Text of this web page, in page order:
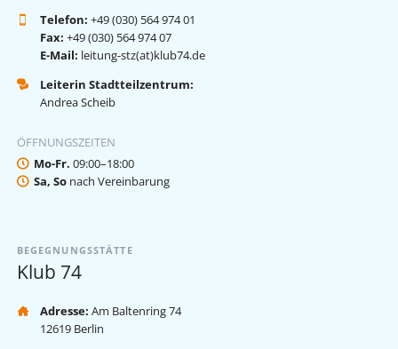
Telefon: +49 (030) 564 974 01
Fax: +49 (030) 564 974 07
E-Mail: leitung-stz(at)klub74.de
Leiterin Stadtteilzentrum:
Andrea Scheib
ÖFFNUNGSZEITEN
Mo-Fr. 09:00–18:00
Sa, Sonach Vereinbarung
BEGEGNUNGSSTÄTTE
Klub 74
Adresse: Am Baltenring 74
12619 Berlin